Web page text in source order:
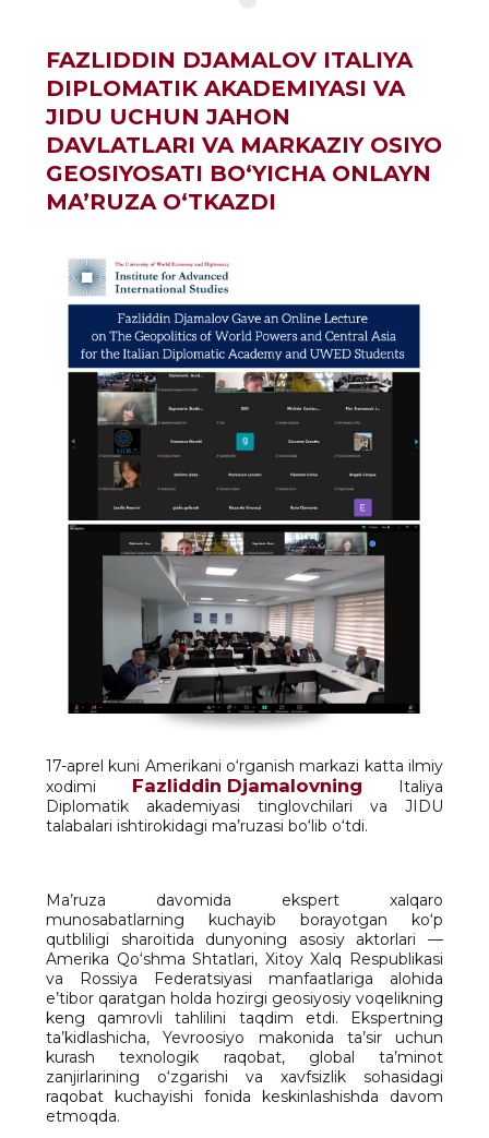
FAZLIDDIN DJAMALOV ITALIYA
DIPLOMATIK AKADEMIYASI VA
JIDU UCHUN JAHON
DAVLATLARI VA MARKAZIY OSIYO
GEOSIYOSATI BO‘YICHA ONLAYN
MA’RUZA O‘TKAZDI
17-aprel kuni Amerikani o‘rganish markazi katta ilmiy
xodimi Fazliddin Djamalovning Italiya
Diplomatik akademiyasi tinglovchilari va JIDU
talabalari ishtirokidagi ma’ruzasi bo‘lib o‘tdi.
Ma’ruza davomida ekspert xalqaro
munosabatlarning kuchayib borayotgan ko‘p
qutbliligi sharoitida dunyoning asosiy aktorlari —
Amerika Qo‘shma Shtatlari, Xitoy Xalq Respublikasi
va Rossiya Federatsiyasi manfaatlariga alohida
e’tibor qaratgan holda hozirgi geosiyosiy voqelikning
keng qamrovli tahlilini taqdim etdi. Ekspertning
ta’kidlashicha, Yevroosiyo makonida ta’sir uchun
kurash texnologik raqobat, global ta’minot
zanjirlarining o‘zgarishi va xavfsizlik sohasidagi
raqobat kuchayishi fonida keskinlashishda davom
etmoqda.